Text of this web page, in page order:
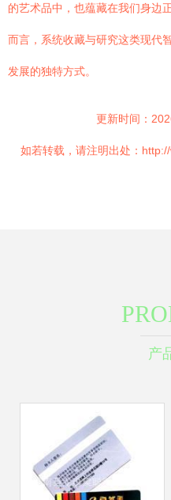
的艺术品中，也蕴藏在我们身边
而言，系统收藏与研究这类现代
发展的独特方式。
更新时间：
如若转载，请注明出处：
产